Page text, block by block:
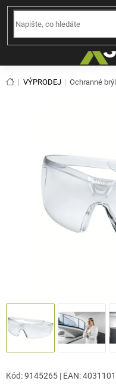
Přejít
obsah
Domů
VÝPRODEJ Ochranné
Kód:9145265 | EAN: